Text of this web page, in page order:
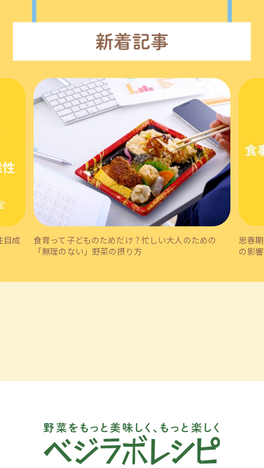
の
思春期ダイアドにおける食事行動への動機づけ要因
の影響：家族の食事構造の調整効果
「第
した！